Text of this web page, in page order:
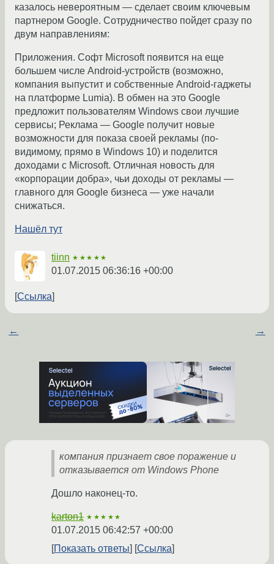
казалось невероятным — сделает своим ключевым
партнером Google. Сотрудничество пойдет сразу по
двум направлениям:
Приложения. Софт Microsoft появится на еще
большем числе Android-устройств (возможно,
компания выпустит и собственные Android-гаджеты
на платформе Lumia). В обмен на это Google
предложит пользователям Windows свои лучшие
сервисы; Реклама — Google получит новые
возможности для показа своей рекламы (по-
видимому, прямо в Windows 10) и поделится
доходами с Microsoft. Отличная новость для
«корпорации добра», чьи доходы от рекламы —
главного для Google бизнеса — уже начали
снижаться.
Нашёл тут
tiinn ★★★★★
01.07.2015 06:36:16 +00:00
Ссылка
← →
компания признает свое поражение и
отказывается от Windows Phone
Дошло наконец-то.
karton1 ★★★★★
01.07.2015 06:42:57 +00:00
Показать ответы
Ссылка